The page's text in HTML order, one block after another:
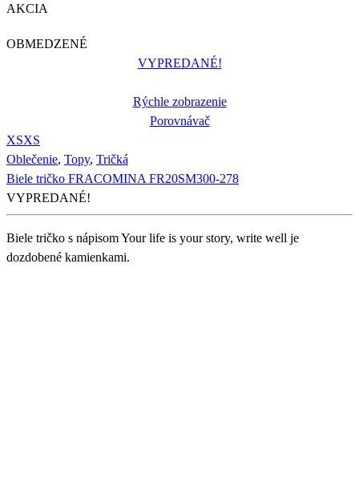
AKCIA
OBMEDZENÉ
VYPREDANÉ!
Rýchle zobrazenie
Porovnávač
XSXS
Oblečenie, Topy, Tričká
Biele tričko FRACOMINA FR20SM300-278
VYPREDANÉ!
Biele tričko s nápisom Your life is your story, write well je
dozdobené kamienkami.